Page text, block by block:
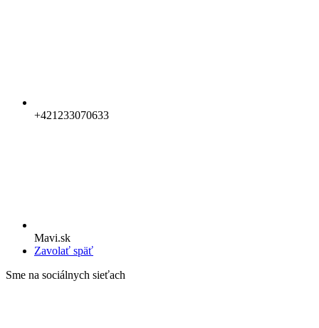
+421233070633
Mavi.sk
Zavolať späť
Sme na sociálnych sieťach